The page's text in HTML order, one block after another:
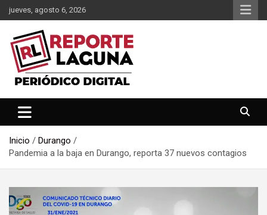
Saltar
al
contenido
jueves, agosto 6, 2026
Reporte Laguna
Inicio
Durango
Pandemia a la baja en Durango, reporta 37 nuevos contagios